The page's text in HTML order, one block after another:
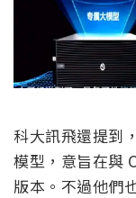
科大訊飛還提到
模型，意旨在與
版本。不過他們